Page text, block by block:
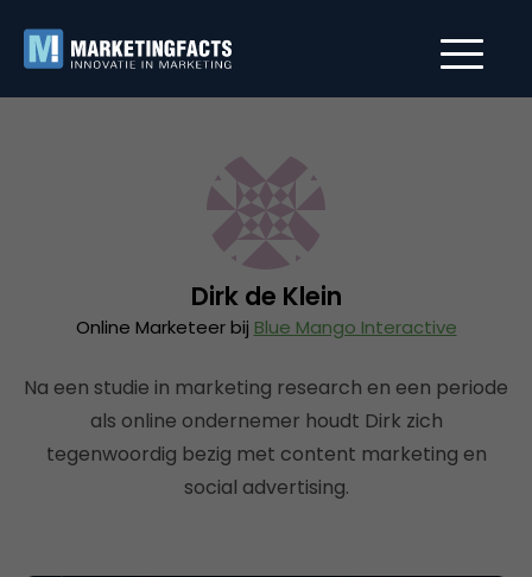
Dirk de Klein
Online Marketeer bij Blue Mango Interactive
Na een studie in marketing research en een periode
als online ondernemer houdt Dirk zich
tegenwoordig bezig met content marketing en
social advertising.